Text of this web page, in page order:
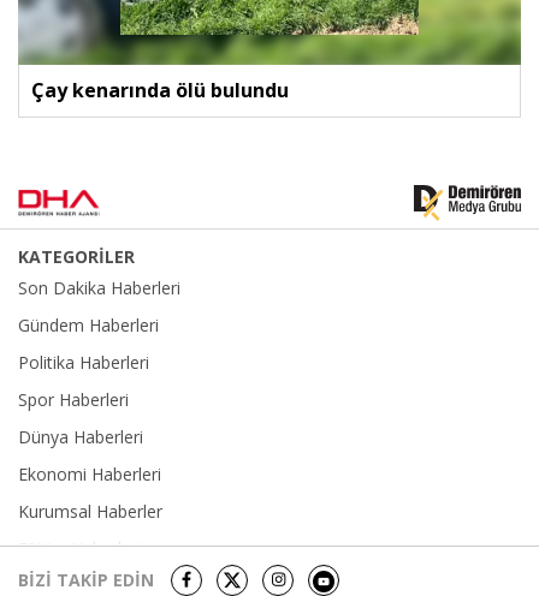
Çay kenarında ölü bulundu
KATEGORİLER
Son Dakika Haberleri
Gündem Haberleri
Politika Haberleri
Spor Haberleri
Dünya Haberleri
Ekonomi Haberleri
Kurumsal Haberler
Eğitim Haberleri
Yerel Haberler
BİZİ TAKİP EDİN